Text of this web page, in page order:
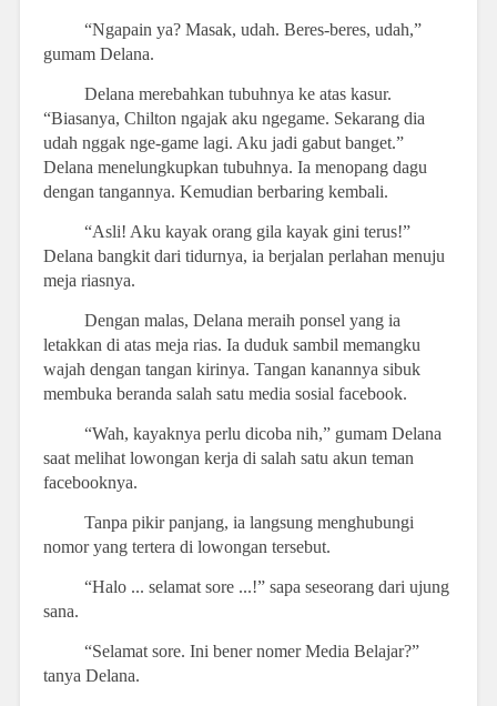
“Ngapain ya? Masak, udah. Beres-beres, udah,”
gumam Delana.
Delana merebahkan tubuhnya ke atas kasur.
“Biasanya, Chilton ngajak aku ngegame. Sekarang dia
udah nggak nge-game lagi. Aku jadi gabut banget.”
Delana menelungkupkan tubuhnya. Ia menopang dagu
dengan tangannya. Kemudian berbaring kembali.
“Asli! Aku kayak orang gila kayak gini terus!”
Delana bangkit dari tidurnya, ia berjalan perlahan menuju
meja riasnya.
Dengan malas, Delana meraih ponsel yang ia
letakkan di atas meja rias. Ia duduk sambil memangku
wajah dengan tangan kirinya. Tangan kanannya sibuk
membuka beranda salah satu media sosial facebook.
“Wah, kayaknya perlu dicoba nih,” gumam Delana
saat melihat lowongan kerja di salah satu akun teman
facebooknya.
Tanpa pikir panjang, ia langsung menghubungi
nomor yang tertera di lowongan tersebut.
“Halo ... selamat sore ...!” sapa seseorang dari ujung
sana.
“Selamat sore. Ini bener nomer Media Belajar?”
tanya Delana.